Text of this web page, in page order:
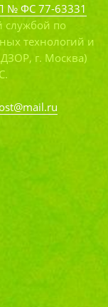
№ ФС 77-63331
службой по
технологий и
г. Москва)